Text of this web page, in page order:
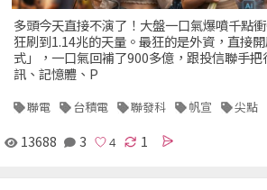
多頭今天直接不演了！大盤一口氣爆噴千點
狂刷到1.14兆的天量。最狂的是外資，直接
式」，一口氣回補了900多億，跟投信聯手
訊、記憶體、P
聯電 台積電 聯發科 帆宣 尖點
13688 3 1